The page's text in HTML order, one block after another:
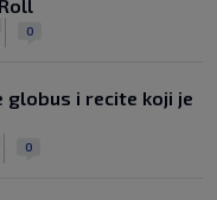
0
globus i recite koji je
0